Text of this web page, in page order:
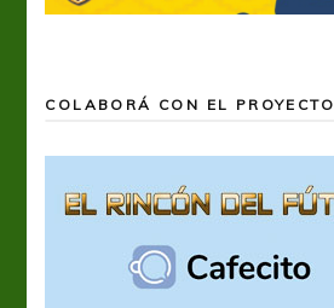
COLABORÁ CON EL PROYECTO